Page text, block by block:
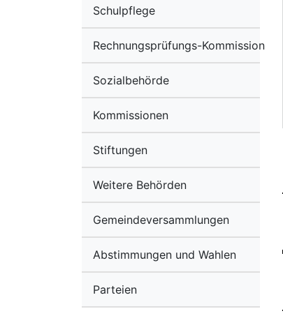
Schulpflege
Rechnungsprüfungs-Kommission
Sozialbehörde
Kommissionen
Stiftungen
Weitere Behörden
Gemeindeversammlungen
Abstimmungen und Wahlen
Parteien